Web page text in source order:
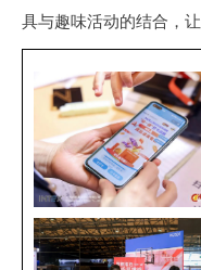
具与趣味活动的结合，